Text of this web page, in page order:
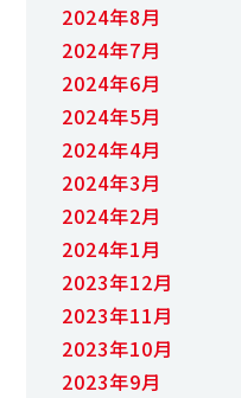
2024年8月
2024年7月
2024年6月
2024年5月
2024年4月
2024年3月
2024年2月
2024年1月
2023年12月
2023年11月
2023年10月
2023年9月